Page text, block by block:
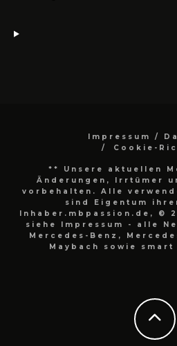
Impressum /
Cookie-
** Unsere aktuellen
Änderungen, Irrtümer
vorbehalten. Alle
sind Eigentum
Inhaber.mbpassion.de, ©
siehe Impressum - alle
Mercedes-Benz,
Maybach sowie smart